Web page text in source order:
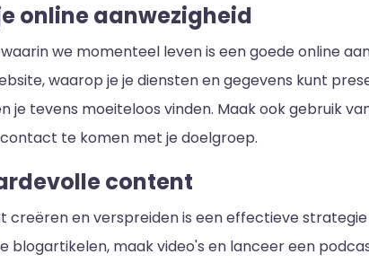
online aanwezigheid
we momenteel leven is een goede online
waarop je je diensten en gegevens kunt
je tevens moeiteloos vinden. Maak ook gebruik
te komen met je doelgroep.
content
creëren en verspreiden is een effectieve
blogartikelen, maak video's en lanceer een